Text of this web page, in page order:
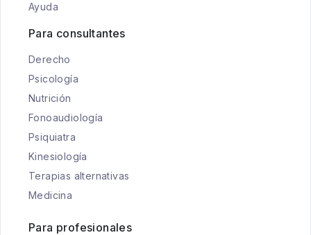
Ayuda
Para consultantes
Derecho
Psicología
Nutrición
Fonoaudiología
Psiquiatra
Kinesiología
Terapias alternativas
Medicina
Para profesionales